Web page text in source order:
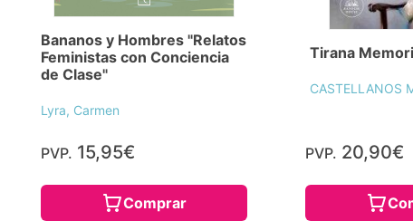
Bananos y Hombres "Relatos
Feministas con Conciencia
de Clase"
Lyra, Carmen
PVP. 15,95€
Comprar
Tirana
CASTELLANOS
PVP. 20,90€